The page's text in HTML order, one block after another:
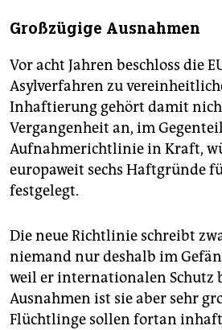
Geschichte, sondern auch aus
Großzügige Ausnahmen
Vor acht Jahren beschloss die
Asylverfahren zu
Inhaftierung gehört damit
Vergangenheit an, im
Aufnahmerichtlinie in Kraft,
europaweit sechs Haftgründe
festgelegt.
Die neue Richtlinie schreibt
niemand nur deshalb im
weil er internationalen Schutz
Ausnahmen ist sie aber sehr
Flüchtlinge sollen fortan